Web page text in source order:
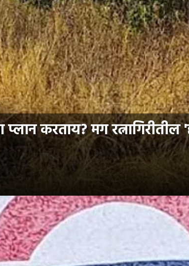
करताय? मग